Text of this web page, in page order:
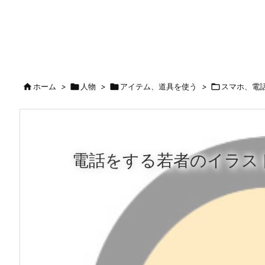
ホーム >  人物 > アイテム、道具を使う >  スマホ、電
電話をする若者のイラス